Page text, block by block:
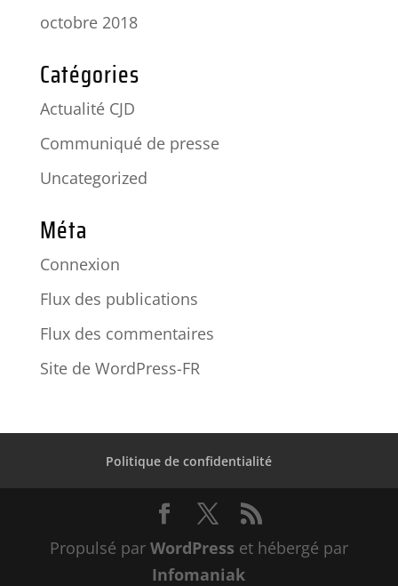
octobre 2018
Catégories
Actualité CJD
Communiqué de presse
Uncategorized
Méta
Connexion
Flux des publications
Flux des commentaires
Site de WordPress-FR
Politique de confidentialité
Propulsé par WordPress et hébergé par
Infomaniak